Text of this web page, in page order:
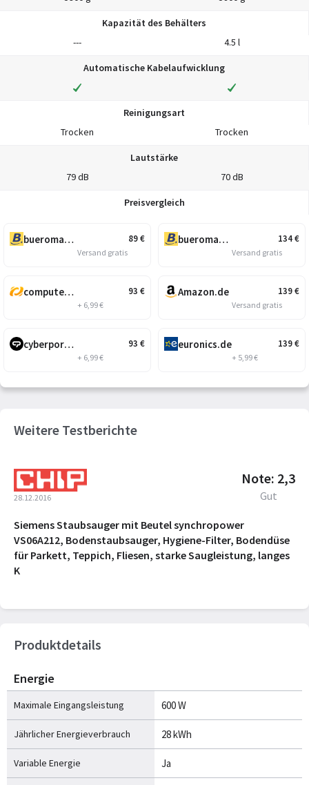
Kapazität des Behälters
---
4.5 l
Automatische Kabelaufwicklung
Reinigungsart
Trocken
Trocken
Lautstärke
79 dB
70 dB
Preisvergleich
89€
bueromarkt-ag.de
Versand gratis
93 €
computeruniverse.net
+ 6,99 €
93 €
cyberport.de
+ 6,99 €
134€
bueromarkt-ag.de
Versand gratis
139€
Amazon.de
Versand gratis
139€
euronics.de
+ 5,99 €
Weitere Testberichte
28.12.2016
Note: 2,3
Gut
Siemens Staubsauger mit Beutel synchropower
VS06A212, Bodenstaubsauger, Hygiene-Filter, Bodendüse
für Parkett, Teppich, Fliesen, starke Saugleistung, langes
K
Produktdetails
Energie
Maximale Eingangsleistung 600 W
Jährlicher Energieverbrauch 28 kWh
Variable Energie Ja